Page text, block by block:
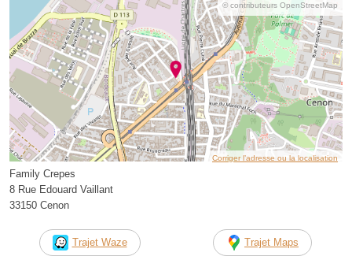
© contributeurs OpenStreetMap
Corriger l’adresse ou la localisation
Family Crepes
8 Rue Edouard Vaillant
33150 Cenon
Trajet Waze Trajet Maps